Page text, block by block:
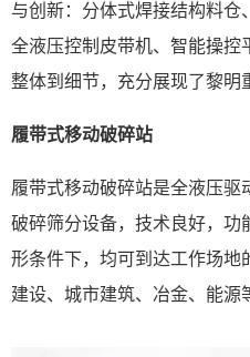
与创新：分体式焊接结构料仓
全液压控制皮带机、智能操
整体到细节，充分展现了黎明
履带式移动破碎站
履带式移动破碎站是全液压
破碎筛分设备，技术良好，
形条件下，均可到达工作场
建设、城市建筑、冶金、能源